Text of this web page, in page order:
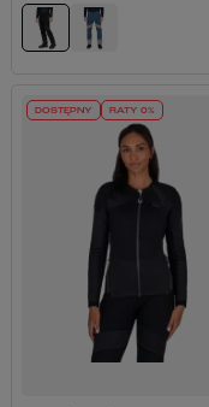
DOSTĘPNY RATY 0%